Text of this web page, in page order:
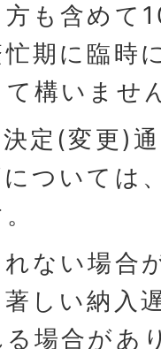
も含めて
期に臨時
構いませ
定(変更)
ついては
ない場合
しい納入
場合があ